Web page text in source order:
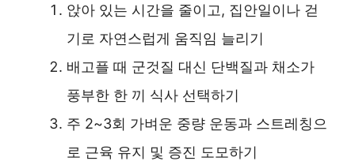
앉아 있는 시간을 줄이고, 집안일이나 걷
기로 자연스럽게 움직임 늘리기
배고플 때 군것질 대신 단백질과 채소가
풍부한 한 끼 식사 선택하기
주 2~3회 가벼운 중량 운동과 스트레칭으
로 근육 유지 및 증진 도모하기